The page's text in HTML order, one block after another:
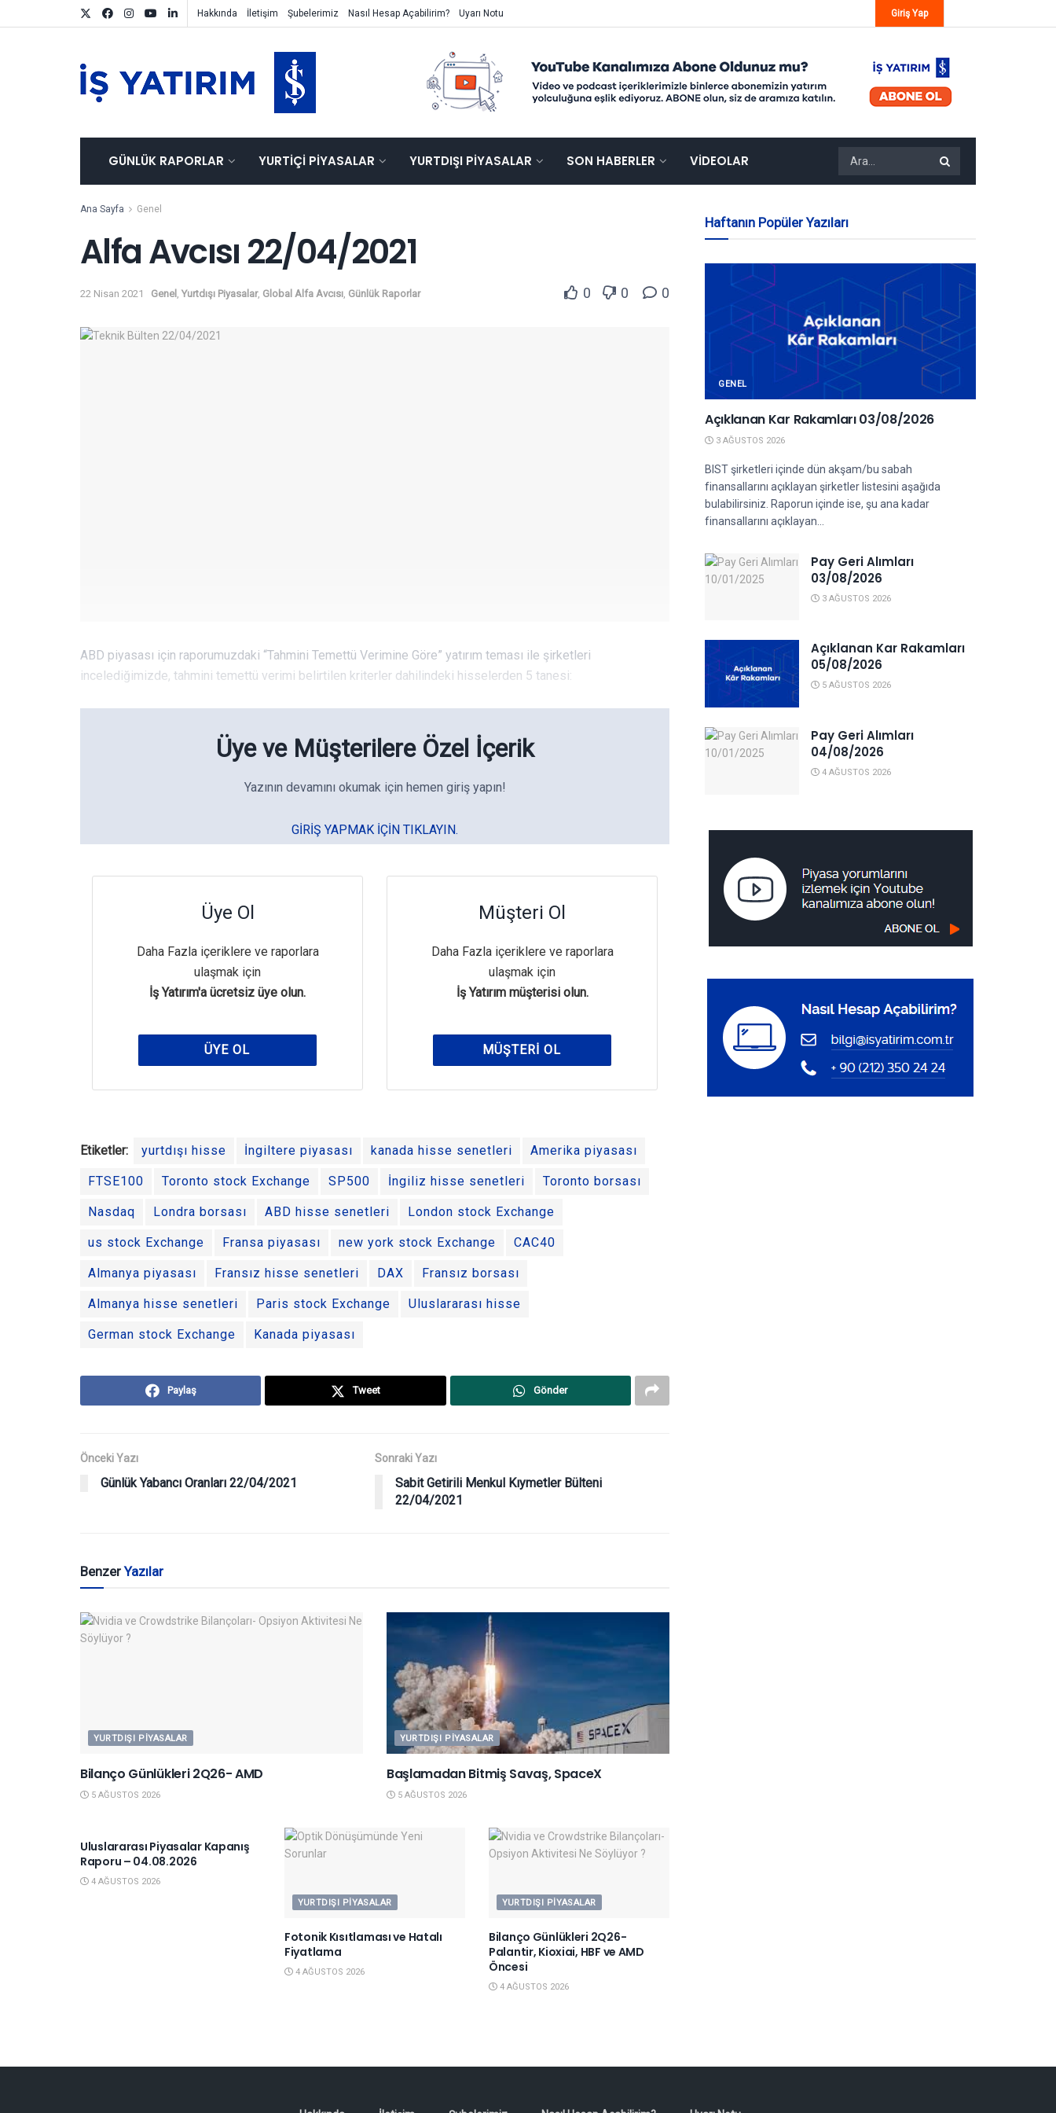
Hakkında İletişim Şubelerimiz Nasıl Hesap Açabilirim? Uyarı Notu Giriş Yap
GÜNLÜK RAPORLAR YURTIÇI PIYASALAR YURTDIŞI PIYASALAR SON HABERLER VIDEOLAR
Ana Sayfa Genel
Alfa Avcısı 22/04/2021
22 Nisan 2021 Genel Yurtdışı Piyasalar, Global Alfa Avcısı Günlük Raporlar 0 0 0
ABD piyasası için raporumuzdaki “Tahmini Temettü Verimine Göre” yatırım teması ile şirketleri
incelediğimizde, tahmini temettü verimi belirtilen kriterler dahilindeki hisselerden 5 tanesi:
Üye ve Müşterilere Özel İçerik
Yazının devamını okumak için hemen giriş yapın!
GIRIŞ YAPMAK IÇIN TIKLAYIN.
Üye Ol
Daha Fazla içeriklere ve raporlara
ulaşmak için
İş Yatırım'a ücretsiz üye olun.
ÜYE OL
Müşteri Ol
Daha Fazla içeriklere ve raporlara
ulaşmak için
İş Yatırım müşterisi olun.
MÜŞTERI OL
Etiketler: yurtdışı hisse İngiltere piyasası kanada hisse senetleri Amerika piyasası
FTSE100 Toronto stock Exchange SP500 İngiliz hisse senetleri Toronto borsası
Nasdaq Londra borsası ABD hisse senetleri London stock Exchange
us stock Exchange Fransa piyasası new york stock Exchange CAC40
Almanya piyasası Fransız hisse senetleri DAX Fransız borsası
Almanya hisse senetleri Paris stock Exchange Uluslararası hisse
German stock Exchange Kanada piyasası
Paylaş Tweet Gönder
Önceki Yazı
Günlük Yabancı Oranları 22/04/2021
Sonraki Yazı
Sabit Getirili Menkul Kıymetler Bülteni
22/04/2021
BenzerYazılar
YURTDIŞI PIYASALAR
Bilanço Günlükleri 2Q26- AMD
5 AĞUSTOS 2026
YURTDIŞI PIYASALAR
Başlamadan Bitmiş Savaş, SpaceX
5 AĞUSTOS 2026
Uluslararası Piyasalar Kapanış
Raporu – 04.08.2026
4 AĞUSTOS 2026
YURTDIŞI PIYASALAR
Fotonik Kısıtlaması ve Hatalı
Fiyatlama
4 AĞUSTOS 2026
YURTDIŞI PIYASALAR
Bilanço Günlükleri 2Q26-
Palantir, Kioxiai, HBF ve AMD
Öncesi
4 AĞUSTOS 2026
Haftanın Popüler Yazıları
GENEL
Açıklanan Kar Rakamları 03/08/2026
3 AĞUSTOS 2026
BIST şirketleri içinde dün akşam/bu sabah
finansallarını açıklayan şirketler listesini aşağıda
bulabilirsiniz. Raporun içinde ise, şu ana kadar
finansallarını açıklayan...
Pay Geri Alımları
03/08/2026
3 AĞUSTOS 2026
Açıklanan Kar Rakamları
05/08/2026
5 AĞUSTOS 2026
Pay Geri Alımları
04/08/2026
4 AĞUSTOS 2026